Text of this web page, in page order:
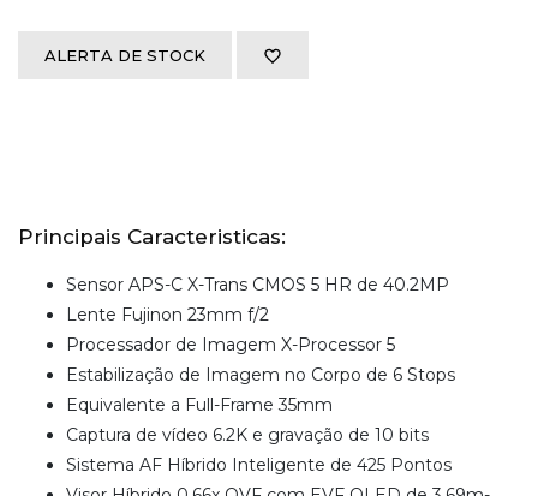
ALERTA DE STOCK
Principais Caracteristicas:
Sensor APS-C X-Trans CMOS 5 HR de 40.2MP
Lente Fujinon 23mm f/2
Processador de Imagem X-Processor 5
Estabilização de Imagem no Corpo de 6 Stops
Equivalente a Full-Frame 35mm
Captura de vídeo 6.2K e gravação de 10 bits
Sistema AF Híbrido Inteligente de 425 Pontos